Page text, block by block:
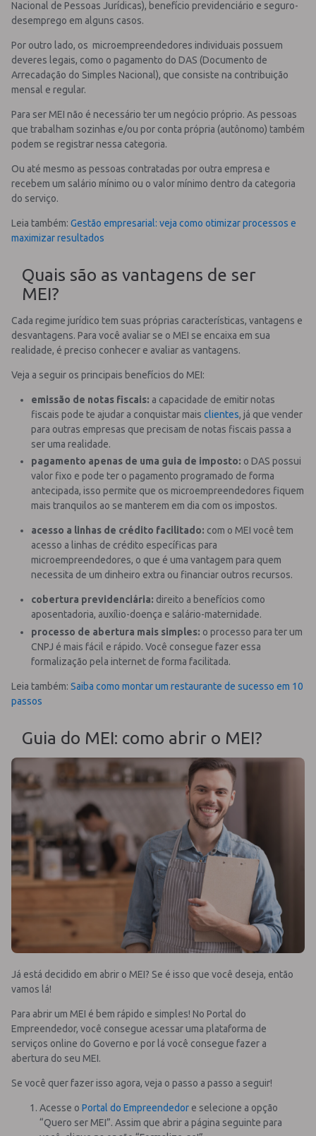
Nacional de Pessoas Jurídicas), benefício previdenciário e seguro-
desemprego em alguns casos.
Por outro lado, os microempreendedores individuais possuem
deveres legais, como o pagamento do DAS (Documento de
Arrecadação do Simples Nacional), que consiste na contribuição
mensal e regular.
Para ser MEI não é necessário ter um negócio próprio. As pessoas
que trabalham sozinhas e/ou por conta própria (autônomo) também
podem se registrar nessa categoria.
Ou até mesmo as pessoas contratadas por outra empresa e
recebem um salário mínimo ou o valor mínimo dentro da categoria
do serviço.
Leia também: Gestão empresarial: veja como otimizar processos e
maximizar resultados
Quais são as vantagens de ser
MEI?
Cada regime jurídico tem suas próprias características, vantagens e
desvantagens. Para você avaliar se o MEI se encaixa em sua
realidade, é preciso conhecer e avaliar as vantagens.
Veja a seguir os principais benefícios do MEI:
emissão de notas fiscais: a capacidade de emitir notas
fiscais pode te ajudar a conquistar mais clientes, já que vender
para outras empresas que precisam de notas fiscais passa a
ser uma realidade.
pagamento apenas de uma guia de imposto: o DAS possui
valor fixo e pode ter o pagamento programado de forma
antecipada, isso permite que os microempreendedores fiquem
mais tranquilos ao se manterem em dia com os impostos.
acesso a linhas de crédito facilitado: com o MEI você tem
acesso a linhas de crédito específicas para
microempreendedores, o que é uma vantagem para quem
necessita de um dinheiro extra ou financiar outros recursos.
cobertura previdenciária: direito a benefícios como
aposentadoria, auxílio-doença e salário-maternidade.
processo de abertura mais simples: o processo para ter um
CNPJ é mais fácil e rápido. Você consegue fazer essa
formalização pela internet de forma facilitada.
Leia também: Saiba como montar um restaurante de sucesso em 10
passos
Guia do MEI: como abrir o MEI?
Já está decidido em abrir o MEI? Se é isso que você deseja, então
vamos lá!
Para abrir um MEI é bem rápido e simples! No Portal do
Empreendedor, você consegue acessar uma plataforma de
serviços online do Governo e por lá você consegue fazer a
abertura do seu MEI.
Se você quer fazer isso agora, veja o passo a passo a seguir!
Acesse o Portal do Empreendedor e selecione a opção
“Quero ser MEI”. Assim que abrir a página seguinte para